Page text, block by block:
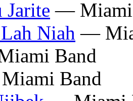
Jarite — Miami
Niah —
Band
Band